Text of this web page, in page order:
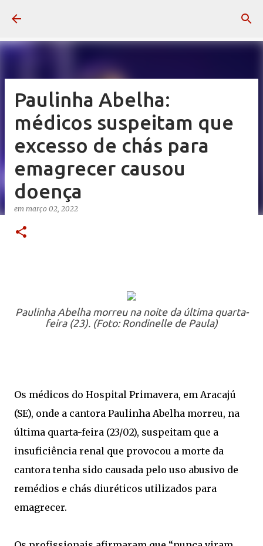
Paulinha Abelha:
médicos suspeitam que
excesso de chás para
emagrecer causou
doença
em março 02, 2022
Paulinha Abelha morreu na noite da última quarta-
feira (23). (Foto: Rondinelle de Paula)
Os médicos do Hospital Primavera, em Aracajú
(SE), onde a cantora Paulinha Abelha morreu, na
última quarta-feira (23/02), suspeitam que a
insuficiência renal que provocou a morte da
cantora tenha sido causada pelo uso abusivo de
remédios e chás diuréticos utilizados para
emagrecer.